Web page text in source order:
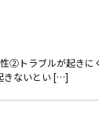
②トラブルが起き
きないとい […]